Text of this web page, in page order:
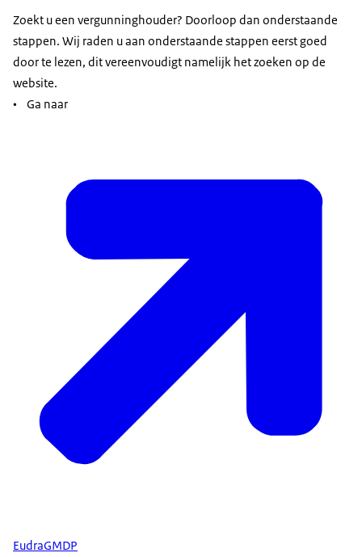
Zoekt u een vergunninghouder? Doorloop dan onderstaande
stappen. Wij raden u aan onderstaande stappen eerst goed
door te lezen, dit vereenvoudigt namelijk het zoeken op de
website.
• Ga naar
EudraGMDP